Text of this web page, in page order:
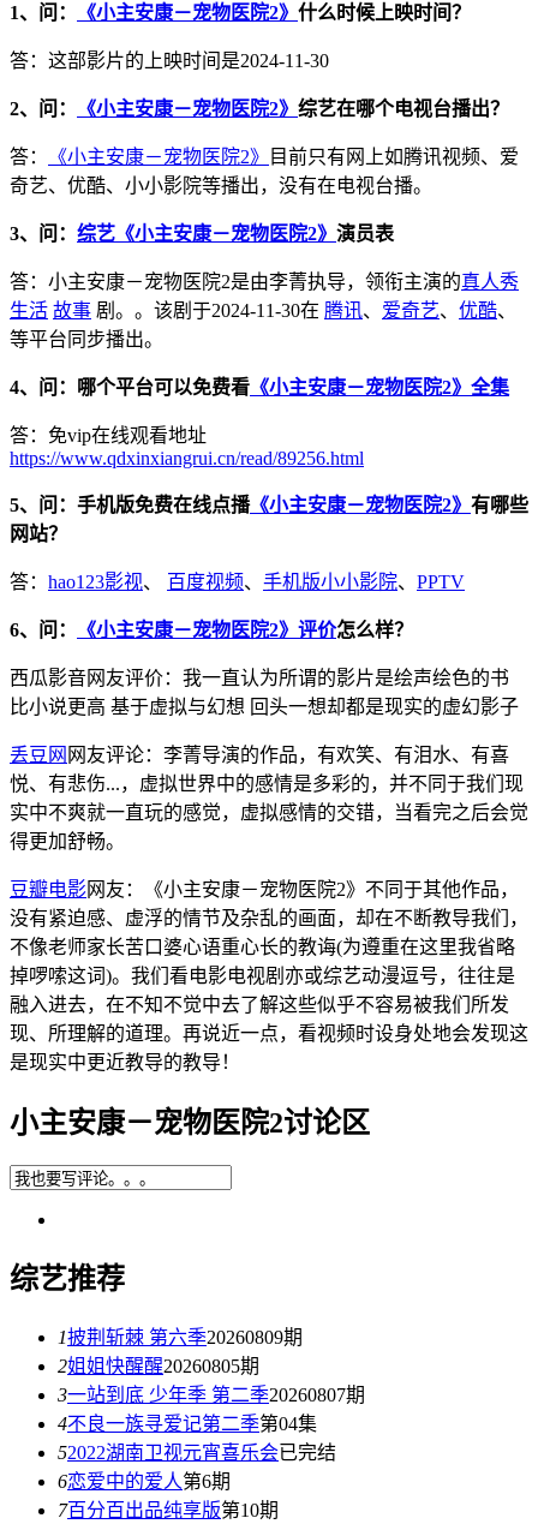
1、问： 《小主安康－宠物医院2》 什么时候上映时间？
答：这部影片的上映时间是2024-11-30
2、问： 《小主安康－宠物医院2》 综艺在哪个电视台播出？
答： 《小主安康－宠物医院2》
目前只有网上如腾讯视频、爱
奇艺、优酷、小小影院等播出，没有在电视台播。
3、问： 综艺《小主安康－宠物医院2》 演员表
答：小主安康－宠物医院2是由李菁执导，领衔主演的真人秀
生活 故事 剧。。该剧于2024-11-30在 腾讯、 爱奇艺、 优酷、
等平台同步播出。
4、问：哪个平台可以免费看 《小主安康－宠物医院2》全集
答：免vip在线观看地址
https://www.qdxinxiangrui.cn/read/89256.html
5、问：手机版免费在线点播《小主安康－宠物医院2》 有哪些
网站？
答： hao123影视、 百度视频、 手机版小小影院、 PPTV
6、问： 《小主安康－宠物医院2》评价怎么样？
西瓜影音网友评价：我一直认为所谓的影片是绘声绘色的书
比小说更高 基于虚拟与幻想 回头一想却都是现实的虚幻影子
丢豆网 网友评论：李菁导演的作品，有欢笑、有泪水、有喜
悦、有悲伤...，虚拟世界中的感情是多彩的，并不同于我们现
实中不爽就一直玩的感觉，虚拟感情的交错，当看完之后会觉
得更加舒畅。
豆瓣电影网友：《小主安康－宠物医院2》不同于其他作品，
没有紧迫感、虚浮的情节及杂乱的画面，却在不断教导我们，
不像老师家长苦口婆心语重心长的教诲(为遵重在这里我省略
掉啰嗦这词)。我们看电影电视剧亦或综艺动漫逗号，往往是
融入进去，在不知不觉中去了解这些似乎不容易被我们所发
现、所理解的道理。再说近一点，看视频时设身处地会发现这
是现实中更近教导的教导！
小主安康－宠物医院2讨论区
综艺推荐
1披荆斩棘 第六季20260809期
2姐姐快醒醒20260805期
3一站到底 少年季 第二季20260807期
4不良一族寻爱记第二季第04集
52022湖南卫视元宵喜乐会已完结
6恋爱中的爱人第6期
7百分百出品纯享版第10期